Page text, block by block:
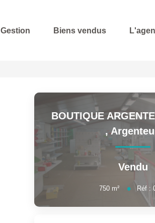
Gestion Biens vendus
BOUTIQUE
,
Vendu
750 m² Réf :